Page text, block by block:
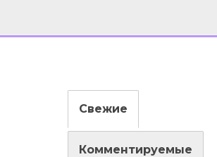
Свежие
Комментируемые